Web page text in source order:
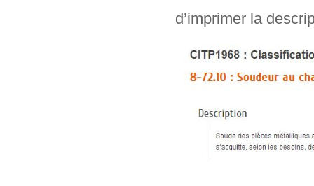
d’imprimer la